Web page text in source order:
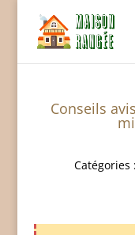
Conseils
Catégories :